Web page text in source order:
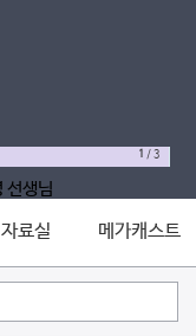
1 /3
자료실 메가캐스트